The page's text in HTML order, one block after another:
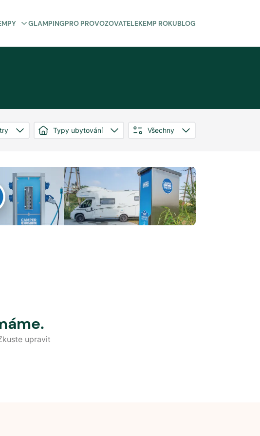
GLAMPINGPRO PROVOZOVATELEKEMP ROKUBLOG
Typy ubytování Všechny
upravit